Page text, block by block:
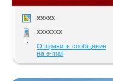
xxxxx
xxxxxxx
Отправить сообщение
на e-mail